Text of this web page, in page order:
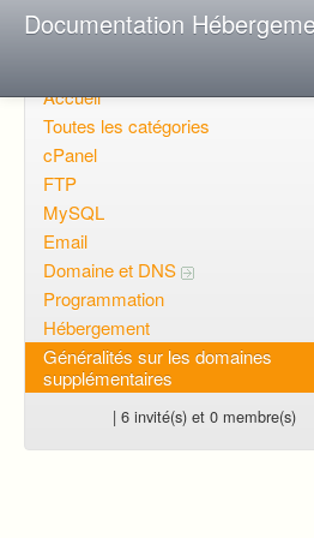
Documentation
Accueil
Toutes les catégories
cPanel
FTP
MySQL
Email
Domaine et DNS
Programmation
Hébergement
Généralités sur les domaines
supplémentaires
| 6 invité(s) et 0 membre(s)